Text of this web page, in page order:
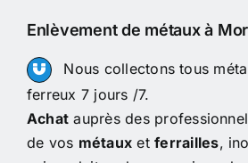
Enlèvement de métaux à
Nous collectons tous
ferreux 7 jours /7.
Achat auprès des
de vos métaux etferrailles,